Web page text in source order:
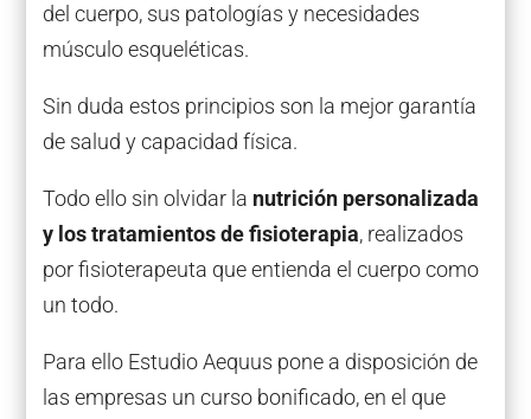
del cuerpo, sus patologías y necesidades
músculo esqueléticas.
Sin duda estos principios son la mejor garantía
de salud y capacidad física.
Todo ello sin olvidar la nutrición personalizada
y los tratamientos de fisioterapia, realizados
por fisioterapeuta que entienda el cuerpo como
un todo.
Para ello Estudio Aequus pone a disposición de
las empresas un curso bonificado, en el que